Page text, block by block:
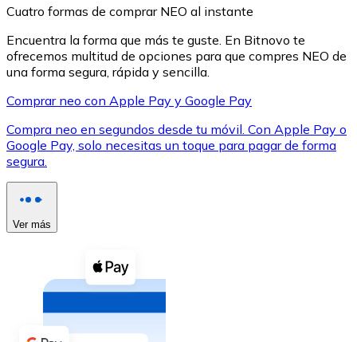
XRP
XRP
Ver todo
Compra criptomonedas con efectivo en tu tienda más
Comprar con efectivo
Cuatro formas de comprar NEO al instante
Encuentra la forma que más te guste. En Bitnovo te
ofrecemos multitud de opciones para que compres NEO de
una forma segura, rápida y sencilla.
Comprar neo con Apple Pay y Google Pay
Compra neo en segundos desde tu móvil. Con Apple Pay o
Google Pay, solo necesitas un toque para pagar de forma
segura.
Ver más